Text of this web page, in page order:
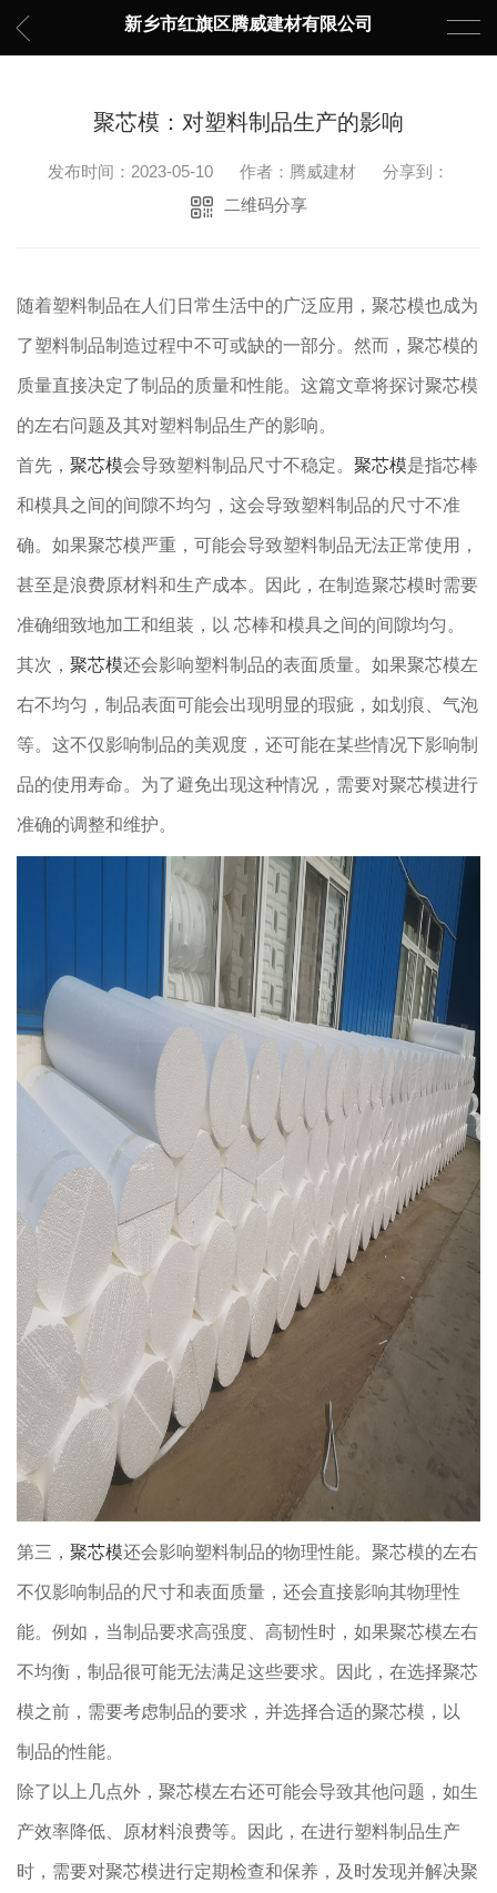
新乡市红旗区腾威建材有限公司
聚芯模：对塑料制品生产的影响
发布时间：2023-05-10 作者：腾威建材
分享到：
二维码分享
随着塑料制品在人们日常生活中的广泛应用，聚芯模也成为
了塑料制品制造过程中不可或缺的一部分。然而，聚芯模的
质量直接决定了制品的质量和性能。这篇文章将探讨聚芯模
的左右问题及其对塑料制品生产的影响。
首先， 聚芯模会导致塑料制品尺寸不稳定。 聚芯模是指芯棒
和模具之间的间隙不均匀，这会导致塑料制品的尺寸不准
确。如果聚芯模严重，可能会导致塑料制品无法正常使用，
甚至是浪费原材料和生产成本。因此，在制造聚芯模时需要
准确细致地加工和组装，以 芯棒和模具之间的间隙均匀。
其次， 聚芯模还会影响塑料制品的表面质量。如果聚芯模左
右不均匀，制品表面可能会出现明显的瑕疵，如划痕、气泡
等。这不仅影响制品的美观度，还可能在某些情况下影响制
品的使用寿命。为了避免出现这种情况，需要对聚芯模进行
准确的调整和维护。
第三， 聚芯模还会影响塑料制品的物理性能。聚芯模的左右
不仅影响制品的尺寸和表面质量，还会直接影响其物理性
能。例如，当制品要求高强度、高韧性时，如果聚芯模左右
不均衡，制品很可能无法满足这些要求。因此，在选择聚芯
模之前，需要考虑制品的要求，并选择合适的聚芯模，以
制品的性能。
除了以上几点外，聚芯模左右还可能会导致其他问题，如生
产效率降低、原材料浪费等。因此，在进行塑料制品生产
时，需要对聚芯模进行定期检查和保养，及时发现并解决聚